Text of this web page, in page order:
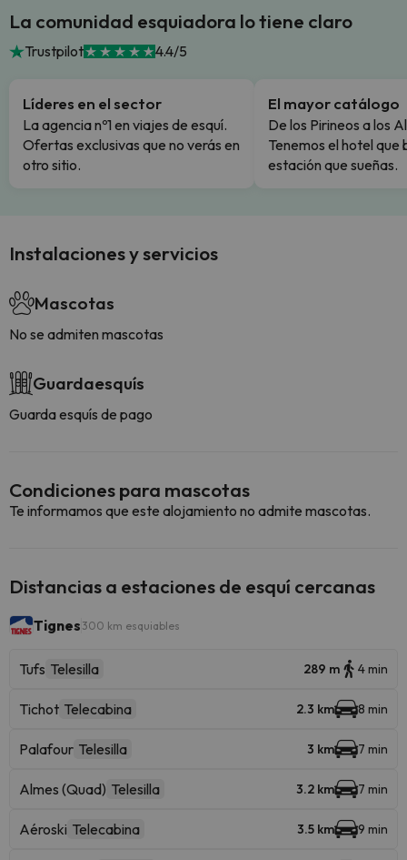
La comunidad esquiadora lo tiene claro
Trustpilot 4.4/5
Líderes en el sector
La agencia nº1 en viajes de esquí.
Ofertas exclusivas que no verás en
otro sitio.
El mayor catálogo
De los Pirineos a los
Tenemos el hotel que
estación que sueñas.
Instalaciones y servicios
Mascotas
No se admiten mascotas
Guardaesquís
Guarda esquís de pago
Condiciones para mascotas
Te informamos que este alojamiento no admite mascotas.
Distancias a estaciones de esquí cercanas
Tignes 300 km esquiables
Tufs Telesilla 289 m 4 min
Tichot Telecabina 2.3 km 8 min
Palafour Telesilla 3 km 7 min
Almes (Quad) Telesilla 3.2 km 7 min
Aéroski Telecabina 3.5 km 9 min